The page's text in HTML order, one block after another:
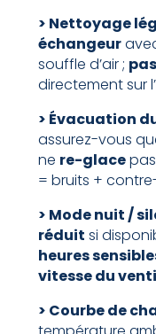
> Nettoyage
échangeur
souffle d’air ;
directement sur
> Évacuation
assurez-vous
ne re-glacepas
= bruits +
> Mode nuit /
réduit si
heures
vitesse du
> Courbe de